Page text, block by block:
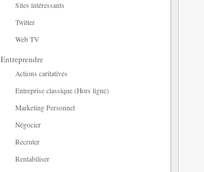
Sites intéressants
Twitter
Web TV
Entreprendre
Actions caritatives
Entreprise classique (Hors ligne)
Marketing Personnel
Négocier
Recruter
Rentabiliser